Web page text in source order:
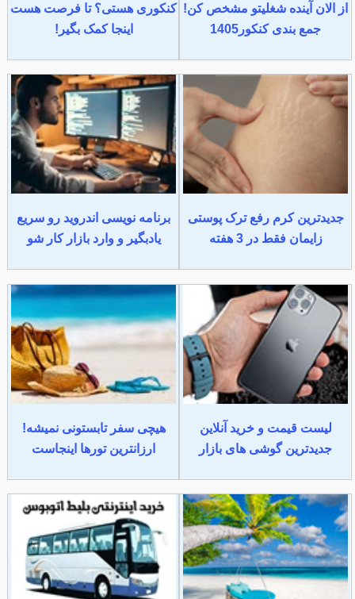
از الان آینده شغلیتو مشخص کن!
جمع بندی کنکور1405
کنکوری هستی؟ تا فرصت هست
اینجا کمک بگیر!
جدیدترین کرم رفع ترک پوستی
زایمان فقط در 3 هفته
برنامه نویسی اندروید رو سریع
یادبگیر و وارد بازار کار شو
لیست قیمت و خرید آنلاین
جدیدترین گوشی های بازار
هیچی سفر تابستونی نمیشه!
ارزانترین تورها اینجاست